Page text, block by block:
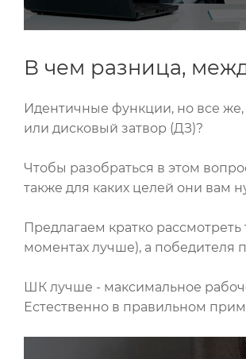
В чем разница,
Идентичные функции, но все
или дисковый затвор (ДЗ)?
Чтобы разобраться в этом
также для каких целей они вам
Предлагаем кратко
моментах лучше), а победителя
ШК лучше - максимальное
Естественно в правильном